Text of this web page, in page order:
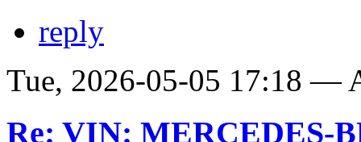
reply
Tue, 2026-05-05 17:18 —
Re: VIN: MERCEDES-